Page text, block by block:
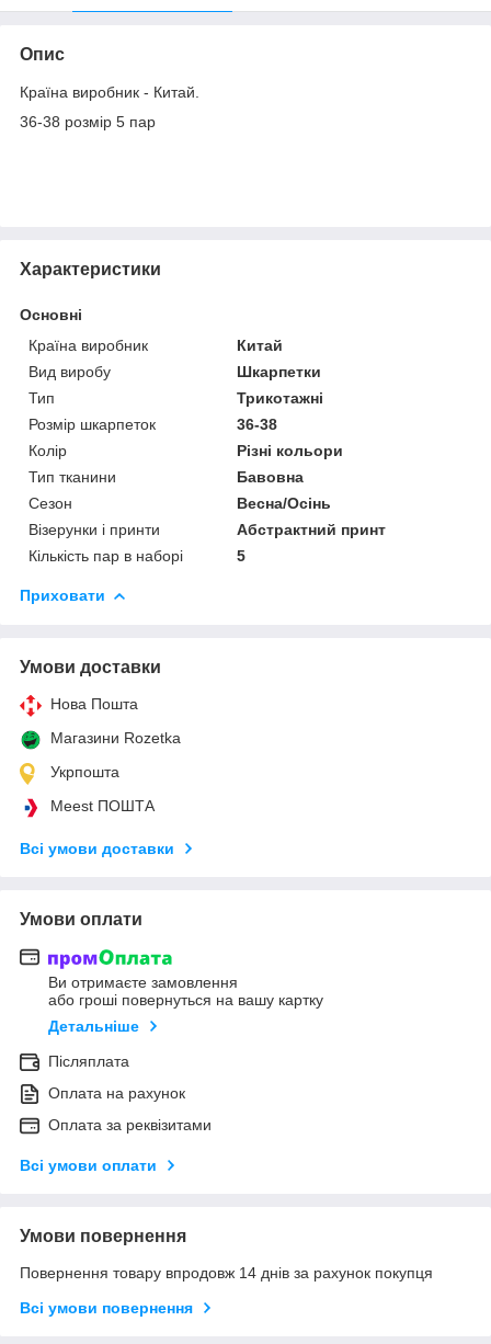
Опис
Країна виробник - Китай.
36-38 розмір 5 пар
Характеристики
Основні
Країна виробник
Китай
Вид виробу
Шкарпетки
Тип
Трикотажні
Розмір шкарпеток
36-38
Колір
Різні кольори
Тип тканини
Бавовна
Сезон
Весна/Осінь
Візерунки і принти
Абстрактний принт
Кількість пар в наборі
5
Приховати
Умови доставки
Нова Пошта
Магазини Rozetka
Укрпошта
Meest ПОШТА
Всі умови доставки
Умови оплати
Ви отримаєте замовлення
або гроші повернуться на вашу картку
Детальніше
Післяплата
Оплата на рахунок
Оплата за реквізитами
Всі умови оплати
Умови повернення
Повернення товару впродовж 14 днів за рахунок покупця
Всі умови повернення